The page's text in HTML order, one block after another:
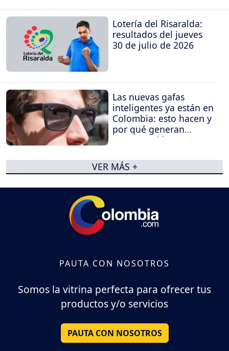
Lotería del Risaralda:
resultados del jueves
30 de julio de 2026
Las nuevas gafas
inteligentes ya están en
Colombia: esto hacen y
por qué generan
preocupación
VER MÁS +
PAUTA CON NOSOTROS
Somos la vitrina perfecta para ofrecer tus
productos y/o servicios
PAUTA CON NOSOTROS